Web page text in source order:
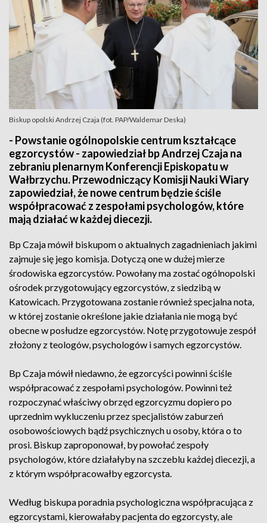
Biskup opolski Andrzej Czaja (fot. PAP/Waldemar Deska)
- Powstanie ogólnopolskie centrum kształcące
egzorcystów - zapowiedział bp Andrzej Czaja na
zebraniu plenarnym Konferencji Episkopatu w
Wałbrzychu. Przewodniczący Komisji Nauki Wiary
zapowiedział, że nowe centrum będzie ściśle
współpracować z zespołami psychologów, które
mają działać w każdej diecezji.
Bp Czaja mówił biskupom o aktualnych zagadnieniach jakimi
zajmuje się jego komisja. Dotyczą one w dużej mierze
środowiska egzorcystów. Powołany ma zostać ogólnopolski
ośrodek przygotowujący egzorcystów, z siedzibą w
Katowicach. Przygotowana zostanie również specjalna nota,
w której zostanie określone jakie działania nie mogą być
obecne w posłudze egzorcystów. Notę przygotowuje zespół
złożony z teologów, psychologów i samych egzorcystów.
Bp Czaja mówił niedawno, że egzorcyści powinni ściśle
współpracować z zespołami psychologów. Powinni też
rozpoczynać właściwy obrzęd egzorcyzmu dopiero po
uprzednim wykluczeniu przez specjalistów zaburzeń
osobowościowych bądź psychicznych u osoby, która o to
prosi. Biskup zaproponował, by powołać zespoły
psychologów, które działałyby na szczeblu każdej diecezji, a
z którym współpracowałby egzorcysta.
Według biskupa poradnia psychologiczna współpracująca z
egzorcystami, kierowałaby pacjenta do egzorcysty, ale